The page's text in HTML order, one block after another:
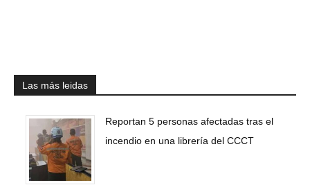
Las más leidas
Reportan 5 personas afectadas tras el
incendio en una librería del CCCT